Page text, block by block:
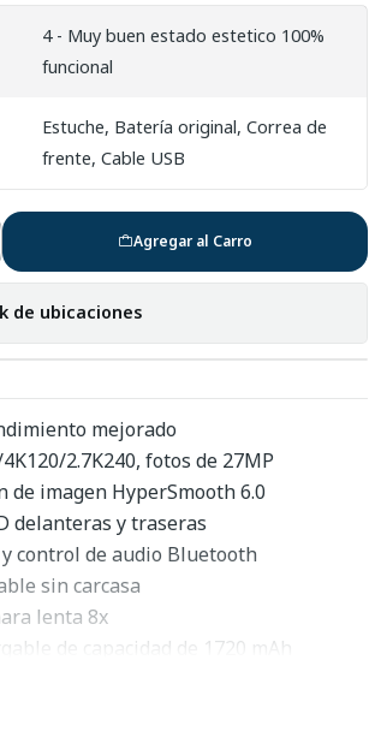
4 - Muy buen estado estetico 100%
funcional
Estuche, Batería original, Correa de
frente, Cable USB
Agregar al Carro
de ubicaciones
mejorado
2.7K240, fotos de 27MP
de imagen HyperSmooth 6.0
delanteras y traseras
control de audio Bluetooth
sin carcasa
lenta 8x
de capacidad de 1720 mAh